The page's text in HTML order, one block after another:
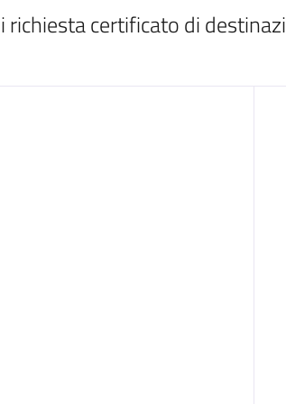
richiesta certificato di